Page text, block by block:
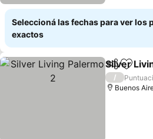
Seleccioná las fechas para ver los
exactos
Compartir
Silver
/
Buenos